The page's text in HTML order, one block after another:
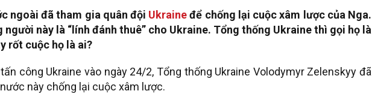
ngoài đã tham gia quân đội Ukraineđể chống lại cuộc xâm lược của Nga.
này là “lính đánh thuê” cho Ukraine. Tổng thống Ukraine thì gọi họ là
rốt cuộc họ là ai?
công Ukraine vào ngày 24/2, Tổng thống Ukraine Volodymyr Zelenskyy đã
này chống lại cuộc xâm lược.